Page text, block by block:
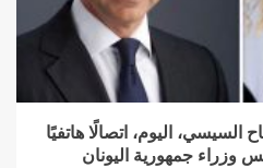
السيسي، اليوم، اتصالًا هاتفيًا
وزراء جمهورية اليونان